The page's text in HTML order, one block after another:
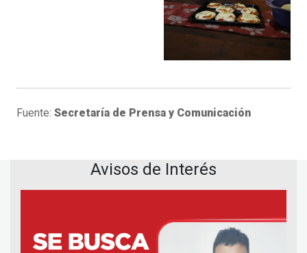
Fuente: Secretaría de Prensa y Comunicación
Avisos de Interés